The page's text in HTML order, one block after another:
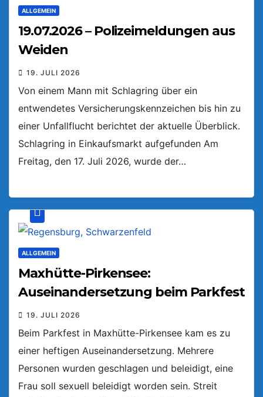
ALLGEMEIN
19.07.2026 – Polizeimeldungen aus
Weiden
19. JULI 2026
Von einem Mann mit Schlagring über ein
entwendetes Versicherungskennzeichen bis hin zu
einer Unfallflucht berichtet der aktuelle Überblick.
Schlagring in Einkaufsmarkt aufgefunden Am
Freitag, den 17. Juli 2026, wurde der…
ALLGEMEIN
Maxhütte-Pirkensee:
Auseinandersetzung beim Parkfest
19. JULI 2026
Beim Parkfest in Maxhütte-Pirkensee kam es zu
einer heftigen Auseinandersetzung. Mehrere
Personen wurden geschlagen und beleidigt, eine
Frau soll sexuell beleidigt worden sein. Streit